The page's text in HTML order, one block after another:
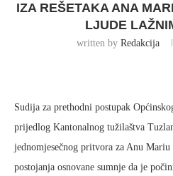
IZA REŠETAKA ANA
LJUDE
written by Redakcija
Sudija za prethodni postupak
prijedlog Kantonalnog tužilaštva
jednomjesečnog pritvora za Anu
postojanja osnovane sumnje da je